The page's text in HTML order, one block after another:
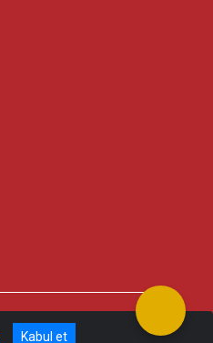
Kabul et